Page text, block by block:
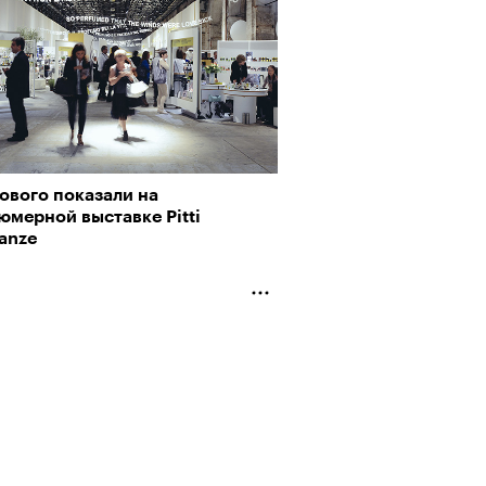
показали на
выставке Pitti
2025: перестрелки в
и горизонтальные танцы в